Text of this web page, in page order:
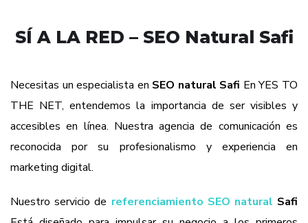
SÍ A LA RED – SEO Natural Safi
Necesitas un especialista en SEO natural Safi En YES TO
THE NET, entendemos la importancia de ser visibles y
accesibles en línea. Nuestra agencia de comunicación es
reconocida por su profesionalismo y experiencia en
marketing digital.
Nuestro servicio de referenciamiento SEO natural Safi